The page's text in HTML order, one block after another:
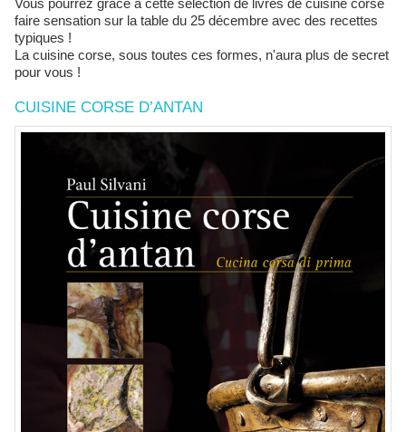
Vous pourrez grâce a cette sélection de livres de cuisine corse
faire sensation sur la table du 25 décembre avec des recettes
typiques !
La cuisine corse, sous toutes ces formes, n'aura plus de secret
pour vous !
CUISINE CORSE D’ANTAN